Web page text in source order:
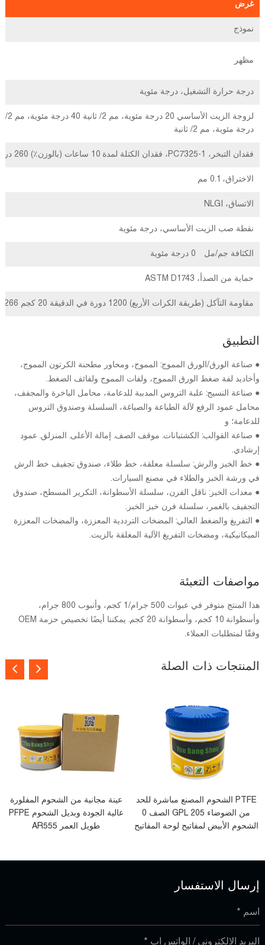
غرض
نموذج
مظهر
درجة حرارة التشغيل، درجة مئوية
درجة مئوية، مم 2/ ثانية
فقدان التبخر، PC7325-1، فقدان الكتلة لمدة 10 ساعات (بالوزن٪) 260 درجة مئوية
الاختراق، 0.1 مم
الاتساق، NLGI
نقطة صب الزيت الأساسي، درجة مئوية
الكثافة جم/مل 0 درجة مئوية
حماية من الصدأ، ASTM D1743
مقاومة التآكل (طريقة الكرات الأربع) 1200 دورة في الدقيقة 20 كجم ASTM D2266
التطبيق
● صناعة الورق/الورق المموج: المموج، ومحاور مطحنة الكرتون المموج،
وأخاديد لفة ضغط الورق المموج، ولفات المموج ولفائف الضغط.
● صناعة النسيج: علبة التروس المدببة للدعامة، محامل الباخرة والمجفف،
محامل عمود الرفع لآلة الطباعة والصباغة، السلسلة وصندوق التروس
للدعامة؛ و
● صناعة القوالب: الكشتبانات. موقف الصف. إمالة الأعلى. المنزلق. عمود
إرشادي.
● خط الخبز والرش: سلسلة معلقة، خط طلاء، صندوق تجفيف خط الرش
في ورشة الخبز والطلاء في مصنع السيارات.
● معدات الخبز: ناقل الفرن، سلسلة الأسطوانة، التكرير المسطح، صندوق
التجفيف بالغمر، سلسلة فرن خبز الخبز.
● التفريغ والضغط العالي: المضخات الترددية المعززة، والمضخات المعززة
الميكانيكية، ومضخات التفريغ الآلية المغلقة بالزيت.
مواصفات التعبئة
هذا المنتج متوفر في عبوات 500 جرام/1 كجم، وأنبوب 800 جرام،
وأسطوانة 10 كجم، وأسطوانة 20 كجم. يمكننا أيضًا تخصيص حزمة OEM
وفقًا لمتطلبات العملاء.
المنتجات ذات الصلة
PTFE الشحوم المصنع مباشرة للحد
من الضوضاء GPL 205 الصف 0
الشحوم الأبيض لمفاتيح لوحة المفاتيح
عينة مجانية من الشحوم المفلورة
عالية الجودة وبديل الشحوم PFPE
طويل العمر AR555
إرسال الاستفسار